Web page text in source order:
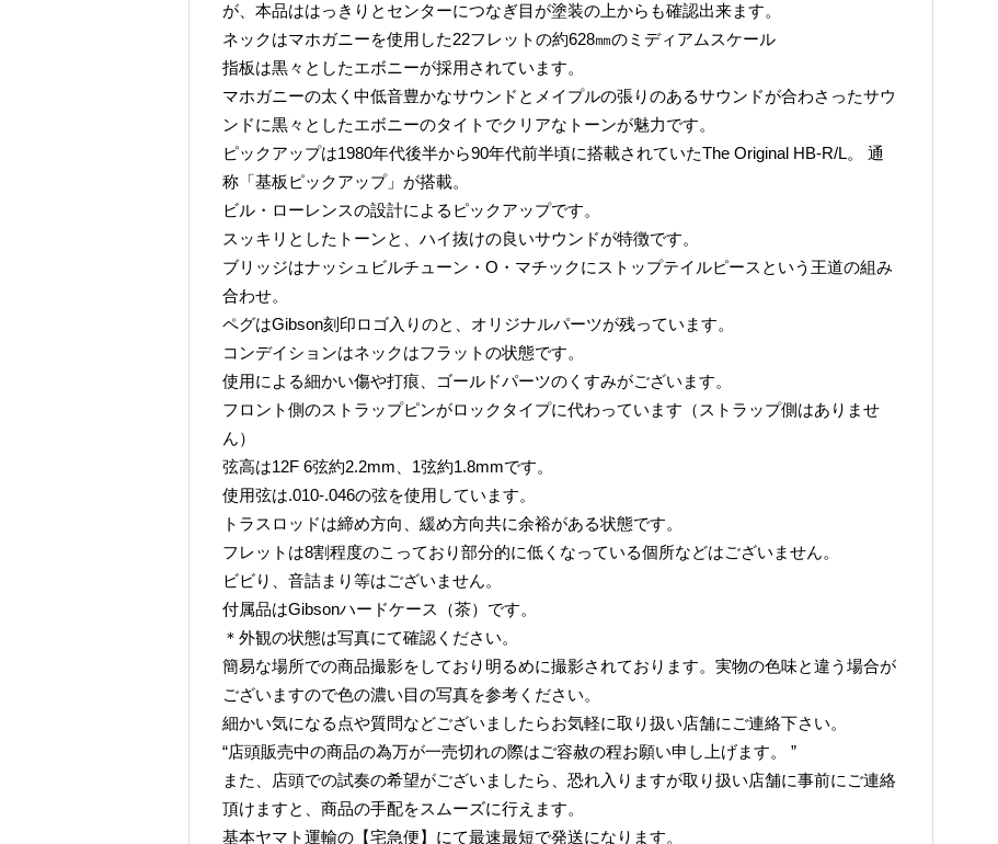
が、本品ははっきりとセンターにつなぎ目が塗装の上からも確認出来ます。
ネックはマホガニーを使用した22フレットの約628㎜のミディアムスケール
指板は黒々としたエボニーが採用されています。
マホガニーの太く中低音豊かなサウンドとメイプルの張りのあるサウンドが合わさったサウ
ンドに黒々としたエボニーのタイトでクリアなトーンが魅力です。
ピックアップは1980年代後半から90年代前半頃に搭載されていたThe Original HB-R/L。 通
称「基板ピックアップ」が搭載。
ビル・ローレンスの設計によるピックアップです。
スッキリとしたトーンと、ハイ抜けの良いサウンドが特徴です。
ブリッジはナッシュビルチューン・O・マチックにストップテイルピースという王道の組み
合わせ。
ペグはGibson刻印ロゴ入りのと、オリジナルパーツが残っています。
コンデイションはネックはフラットの状態です。
使用による細かい傷や打痕、ゴールドパーツのくすみがございます。
フロント側のストラップピンがロックタイプに代わっています（ストラップ側はありませ
ん）
弦高は12F 6弦約2.2mm、1弦約1.8mmです。
使用弦は.010-.046の弦を使用しています。
トラスロッドは締め方向、緩め方向共に余裕がある状態です。
フレットは8割程度のこっており部分的に低くなっている個所などはございません。
ビビり、音詰まり等はございません。
付属品はGibsonハードケース（茶）です。
＊外観の状態は写真にて確認ください。
簡易な場所での商品撮影をしており明るめに撮影されております。実物の色味と違う場合が
ございますので色の濃い目の写真を参考ください。
細かい気になる点や質問などございましたらお気軽に取り扱い店舗にご連絡下さい。
“店頭販売中の商品の為万が一売切れの際はご容赦の程お願い申し上げます。 ”
また、店頭での試奏の希望がございましたら、恐れ入りますが取り扱い店舗に事前にご連絡
頂けますと、商品の手配をスムーズに行えます。
基本ヤマト運輸の【宅急便】にて最速最短で発送になります。